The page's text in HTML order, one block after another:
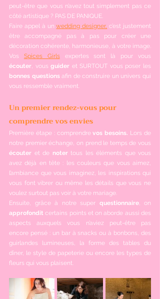
peut-être que vous n’avez tout simplement pas ce
côté artistique ? PAS DE PANIQUE.
Faire appel à un wedding designer, c’est justement
être accompagné pas à pas pour créer une
décoration cohérente, harmonieuse, à votre image.
Vos Spices Girls
écouter , vous guider
bonnes questions afin de construire un univers qui
vous ressemble vraiment.
Un premier rendez-vous pour
comprendre vos envies
Première étape : comprendre vos besoins. Lors de
écouter et de noter tous les éléments que vous
avez déjà en tête : les couleurs que vous aimez,
l’ambiance que vous imaginez, les inspirations qui
vous font vibrer ou même les détails que vous ne
voulez surtout pas voir à votre mariage.
Ensuite, grâce à notre super questionnaire
approfondit certains points et on aborde aussi des
aspects auxquels vous n’aviez peut-être pas
encore pensé : un bar à snacks ou à bonbons, des
guirlandes lumineuses, la forme des tables du
dîner, le style de papeterie ou encore les types de
fleurs qui vous plaisent.